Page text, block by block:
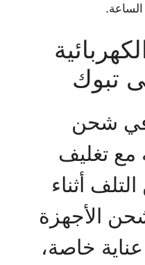
تبوك
شحن
مع تغليف
أثناء
الأجهزة
خاصة،